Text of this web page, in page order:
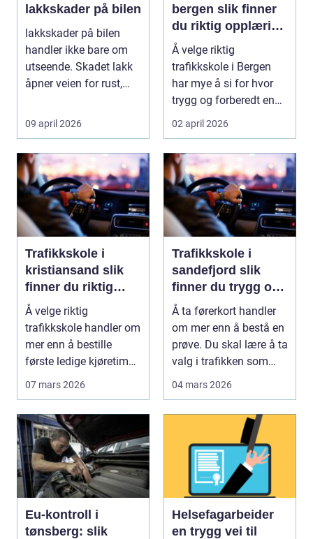
lakkskader på bilen
lakkskader på bilen
handler ikke bare om
utseende. Skadet lakk
åpner veien for rust,
09 april 2026
bergen slik finner
du riktig opplæring
til førerkortet
Å velge riktig
trafikkskole i Bergen
har mye å si for hvor
trygg og forberedt en
elev føler seg når ...
02 april 2026
Trafikkskole i
kristiansand slik
finner du riktig
opplæring
Å velge riktig
trafikkskole handler om
mer enn å bestille
første ledige kjøretime.
For mange er føre...
07 mars 2026
Trafikkskole i
sandefjord slik
finner du trygg og
effektiv opplæring
Å ta førerkort handler
om mer enn å bestå en
prøve. Du skal lære å ta
valg i trafikken som
påvirker ...
04 mars 2026
Eu-kontroll i
tønsberg: slik
Helsefagarbeider
en trygg vei til